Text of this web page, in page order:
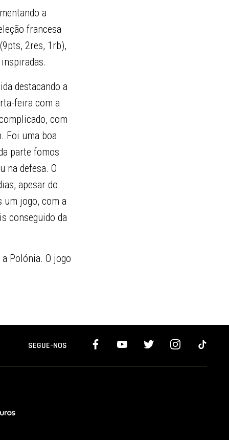
a
francesa
(9pts, 2res, 1rb),
destacando a
feira com a
com
Foi uma boa
parte fomos
na defesa. O
apesar do
um jogo, com a
conseguido da
Polónia. O jogo
SEGUE-NOS